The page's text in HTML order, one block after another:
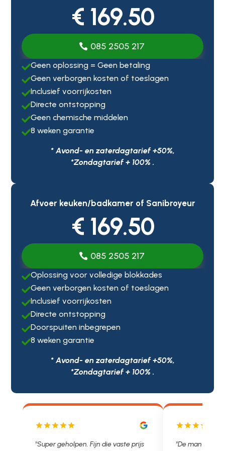
€ 169.50
085 2505 217
Geen oplossing = Geen betaling
Geen verborgen kosten of toeslagen
Inclusief voorrijkosten
Directe ontstopping
Geen chemische middelen
8 weken garantie
* Avond- en zaterdagtarief +50%,
*Zondagtarief + 100% .
Afvoer keuken/badkamer of Sanibroyeur
€ 169.50
085 2505 217
Oplossing voor volledige blokkades
Geen verborgen kosten of toeslagen
Inclusief voorrijkosten
Directe ontstopping
Doorspuiten inbegrepen
8 weken garantie
* Avond- en zaterdagtarief +50%,
*Zondagtarief + 100% .
"De man rijden net weg. 11.00 gebeld
"Wat een fijn